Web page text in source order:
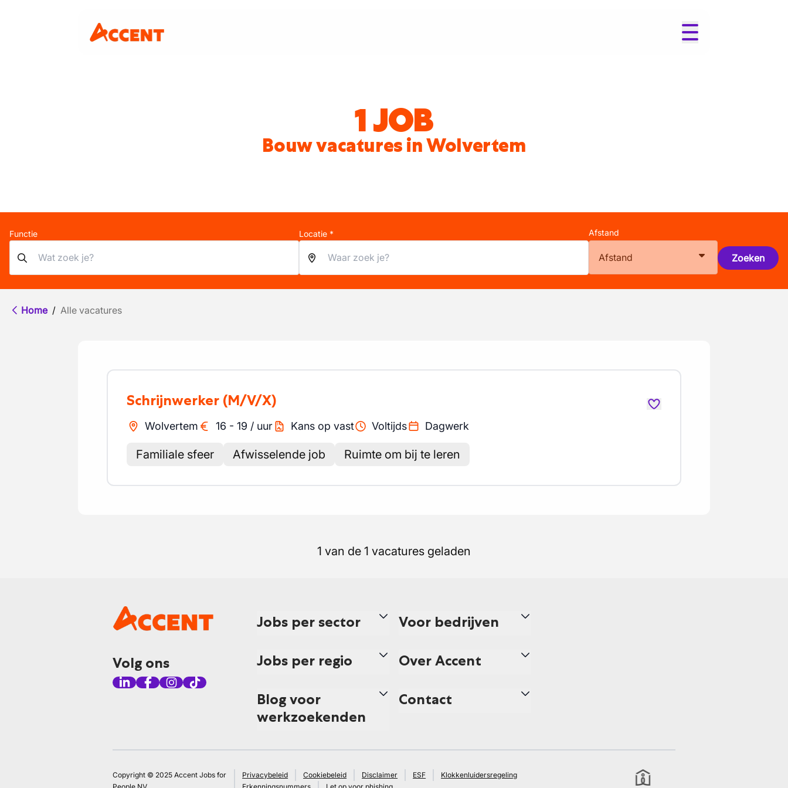
1 JOB
Bouw vacatures in Wolvertem
Functie Locatie * Afstand
Afstand Zoeken
Home / Alle vacatures
Schrijnwerker (M/V/X)
Wolvertem 16 - 19 / uur Kans op vast Voltijds Dagwerk
Familiale sfeer Afwisselende job Ruimte om bij te leren
1 van de 1 vacatures geladen
Volg ons
Jobs per sector
Jobs per regio
Blog voor
werkzoekenden
Voor bedrijven
Over Accent
Contact
Copyright © 2025 Accent Jobs for
Privacybeleid Cookiebeleid Disclaimer ESF
Klokkenluidersregeling